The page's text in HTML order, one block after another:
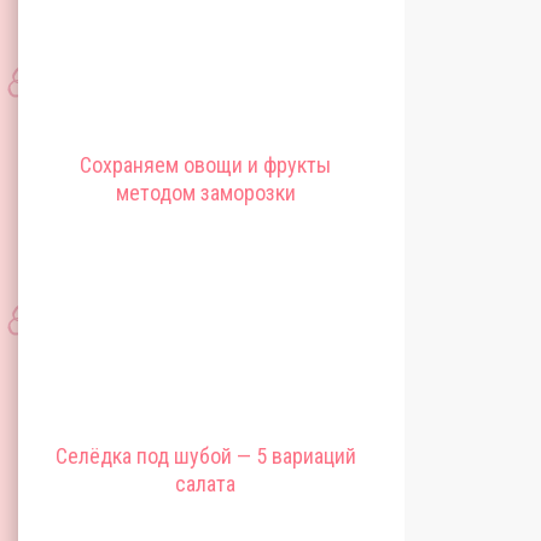
Сохраняем овощи и фрукты
методом заморозки
Селёдка под шубой — 5 вариаций
салата